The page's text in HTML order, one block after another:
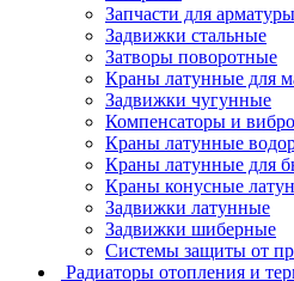
Запчасти для
Задвижки стальные
Затворы поворотные
Краны латунные для
Задвижки чугунные
Компенсаторы и
Краны латунные
Краны латунные для
Краны конусные
Задвижки латунные
Задвижки шиберные
Системы защиты от
Радиаторы отопления и